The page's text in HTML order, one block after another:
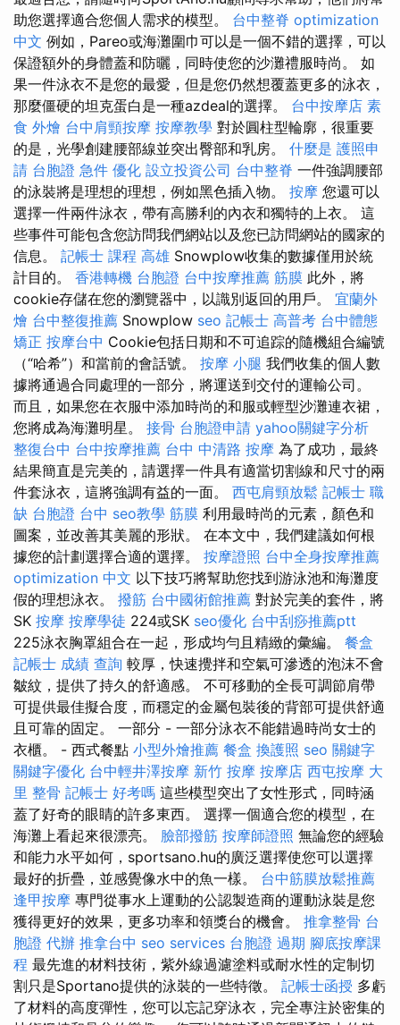
助您選擇適合您個人需求的模型。 台中整脊 optimization
中文 例如，Pareo或海灘圍巾可以是一個不錯的選擇，可以
保證額外的身體蓋和防曬，同時使您的沙灘禮服時尚。 如
果一件泳衣不是您的最愛，但是您仍然想覆蓋更多的泳衣，
那麼僵硬的坦克蛋白是一種azdeal的選擇。 台中按摩店 素
食 外燴 台中肩頸按摩 按摩教學 對於圓柱型輪廓，很重要
的是，光學創建腰部線並突出臀部和乳房。 什麼是 護照申
請 台胞證 急件 優化 設立投資公司 台中整脊 一件強調腰部
的泳裝將是理想的理想，例如黑色插入物。 按摩 您還可以
選擇一件兩件泳衣，帶有高勝利的內衣和獨特的上衣。 這
些事件可能包含您訪問我們網站以及您已訪問網站的國家的
信息。 記帳士 課程 高雄 Snowplow收集的數據僅用於統
計目的。 香港轉機 台胞證 台中按摩推薦 筋膜 此外，將
cookie存儲在您的瀏覽器中，以識別返回的用戶。 宜蘭外
燴 台中整復推薦 Snowplow seo 記帳士 高普考 台中體態
矯正 按摩台中 Cookie包括日期和不可追踪的隨機組合編號
（“哈希”）和當前的會話號。 按摩 小腿 我們收集的個人數
據將通過合同處理的一部分，將運送到交付的運輸公司。
而且，如果您在衣服中添加時尚的和服或輕型沙灘連衣裙，
您將成為海灘明星。 接骨 台胞證申請 yahoo關鍵字分析
整復台中 台中按摩推薦 台中 中清路 按摩 為了成功，最終
結果簡直是完美的，請選擇一件具有適當切割線和尺寸的兩
件套泳衣，這將強調有益的一面。 西屯肩頸放鬆 記帳士 職
缺 台胞證 台中 seo教學 筋膜 利用最時尚的元素，顏色和
圖案，並改善其美麗的形狀。 在本文中，我們建議如何根
據您的計劃選擇合適的選擇。 按摩證照 台中全身按摩推薦
optimization 中文 以下技巧將幫助您找到游泳池和海灘度
假的理想泳衣。 撥筋 台中國術館推薦 對於完美的套件，將
SK 按摩 按摩學徒 224或SK seo優化 台中刮痧推薦ptt
225泳衣胸罩組合在一起，形成均勻且精緻的彙編。 餐盒
記帳士 成績 查詢 較厚，快速攪拌和空氣可滲透的泡沫不會
皺紋，提供了持久的舒適感。 不可移動的全長可調節肩帶
可提供最佳擬合度，而穩定的金屬包裝後的背部可提供舒適
且可靠的固定。 一部分 - 一部分泳衣不能錯過時尚女士的
衣櫃。 - 西式餐點 小型外燴推薦 餐盒 換護照 seo 關鍵字
關鍵字優化 台中輕井澤按摩 新竹 按摩 按摩店 西屯按摩 大
里 整骨 記帳士 好考嗎 這些模型突出了女性形式，同時涵
蓋了好奇的眼睛的許多東西。 選擇一個適合您的模型，在
海灘上看起來很漂亮。 臉部撥筋 按摩師證照 無論您的經驗
和能力水平如何，sportsano.hu的廣泛選擇使您可以選擇
最好的折疊，並感覺像水中的魚一樣。 台中筋膜放鬆推薦
逢甲按摩 專門從事水上運動的公認製造商的運動泳裝是您
獲得更好的效果，更多功率和領獎台的機會。 推拿整骨 台
胞證 代辦 推拿台中 seo services 台胞證 過期 腳底按摩課
程 最先進的材料技術，紫外線過濾塗料或耐水性的定制切
割只是Sportano提供的泳裝的一些特徵。 記帳士函授 多虧
了材料的高度彈性，您可以忘記穿泳衣，完全專注於密集的